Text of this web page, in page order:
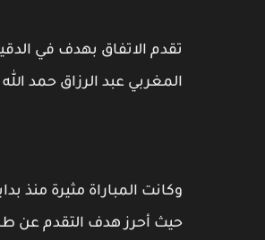
المغربي عبد الرزاق حمد الله
وكانت المباراة مثيرة منذ
حيث أحرز هدف التقدم عن